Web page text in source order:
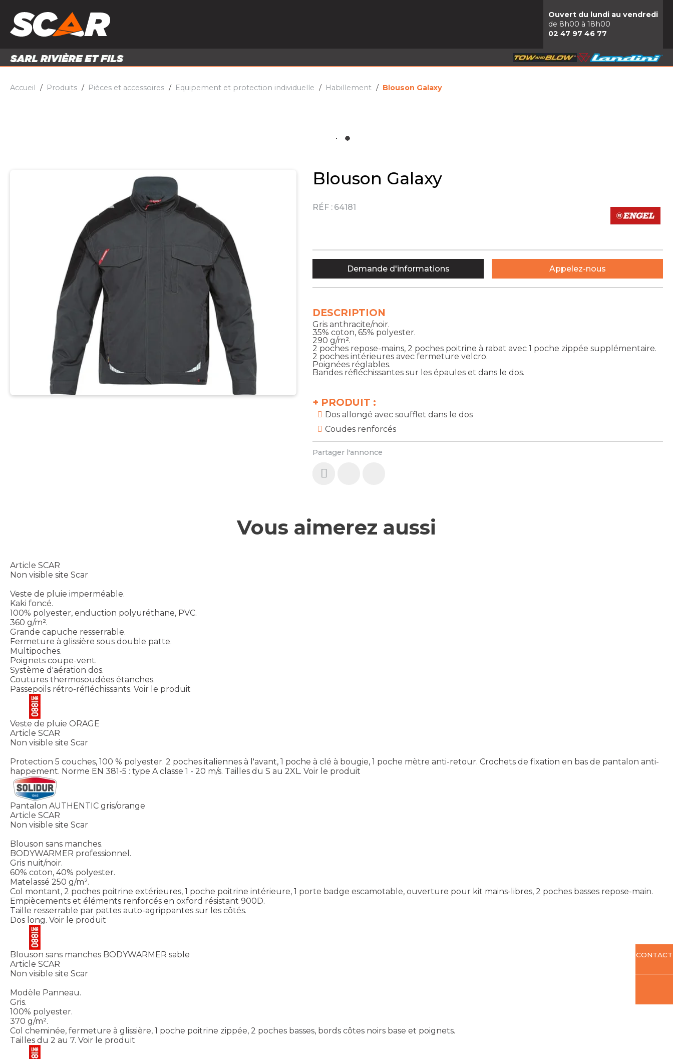
PIÈCES ET ACCESSOIRES
Ouvert du lundi au vendredi
de 8h00 à 18h00
02 47 97 46 77
Accueil Produits Pièces et accessoires Equipement et protection individuelle Habillement Blouson Galaxy
Blouson Galaxy
RÉF : 64181
+ PRODUIT :
Dos allongé avec soufflet dans le dos
Coudes renforcés
Partager l'annonce
DESCRIPTION
Gris anthracite/noir.
35% coton, 65% polyester.
290 g/m².
2 poches repose-mains, 2 poches poitrine à rabat avec 1 poche zippée supplémentaire.
2 poches intérieures avec fermeture velcro.
Poignées réglables.
Bandes réfléchissantes sur les épaules et dans le dos.
Demande d'informations Appelez-nous
Vous aimerez aussi
Article SCAR
Non visible site Scar
Veste de pluie imperméable.
Kaki foncé.
100% polyester, enduction polyuréthane, PVC.
360 g/m².
Grande capuche resserrable.
Fermeture à glissière sous double patte.
Multipoches.
Poignets coupe-vent.
Système d'aération dos.
Coutures thermosoudées étanches.
Passepoils rétro-réfléchissants. Voir le produit
Veste de pluie ORAGE
Article SCAR
Non visible site Scar
Protection 5 couches, 100 % polyester. 2 poches italiennes à l'avant, 1 poche à clé à bougie, 1 poche mètre anti-retour. Crochets de fixation en bas de pantalon anti-
happement. Norme EN 381-5 : type A classe 1 - 20 m/s. Tailles du S au 2XL. Voir le produit
Pantalon AUTHENTIC gris/orange
Article SCAR
Non visible site Scar
Blouson sans manches.
BODYWARMER professionnel.
Gris nuit/noir.
60% coton, 40% polyester.
Matelassé 250 g/m².
Col montant, 2 poches poitrine extérieures, 1 poche poitrine intérieure, 1 porte badge escamotable, ouverture pour kit mains-libres, 2 poches basses repose-main.
Empiècements et éléments renforcés en oxford résistant 900D.
Taille resserrable par pattes auto-agrippantes sur les côtés.
Dos long. Voir le produit
Blouson sans manches BODYWARMER sable
Article SCAR
Non visible site Scar
Modèle Panneau.
Gris.
100% polyester.
370 g/m².
Col cheminée, fermeture à glissière, 1 poche poitrine zippée, 2 poches basses, bords côtes noirs base et poignets.
Tailles du 2 au 7. Voir le produit
CONTACT